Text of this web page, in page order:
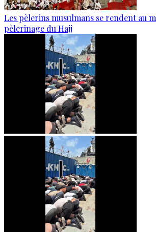
Les pèlerins musulmans se rendent au
pèlerinage du Hajj